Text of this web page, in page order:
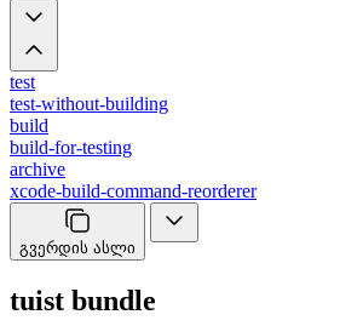
test
test-without-building
build
build-for-testing
archive
xcode-build-command-reorderer
გვერდის ასლი
tuist bundle